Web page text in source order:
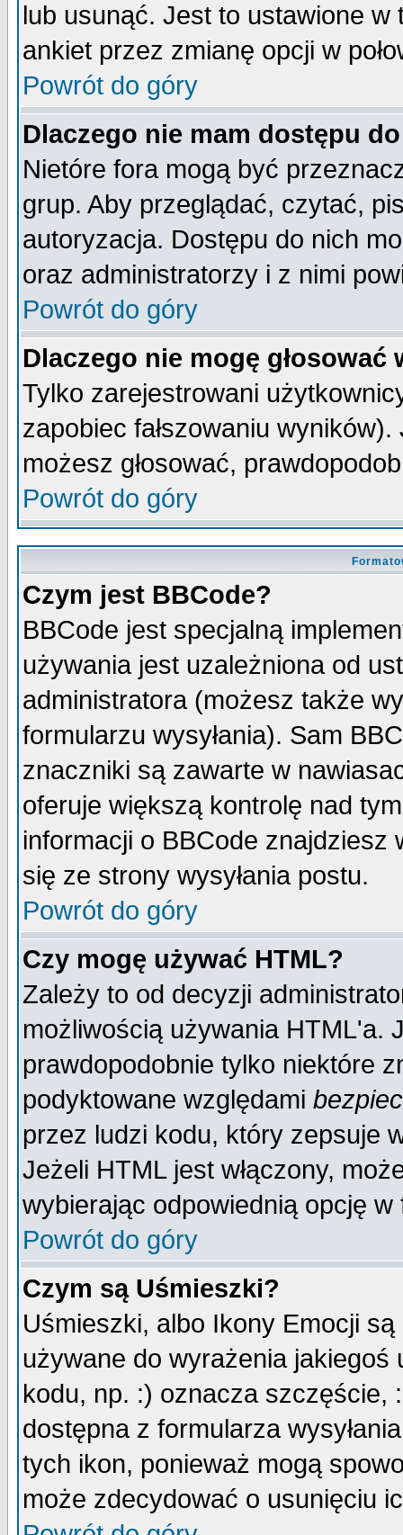
lub usunąć. Jest to ustawione w
ankiet przez zmianę opcji w
Powrót do góry
Dlaczego nie mam dostępu
Nietóre fora mogą być
grup. Aby przeglądać, czytać,
autoryzacja. Dostępu do nich
oraz administratorzy i z nimi
Powrót do góry
Dlaczego nie mogę głosować
Tylko zarejestrowani
zapobiec fałszowaniu
możesz głosować,
Powrót do góry
Czym jest BBCode?
BBCode jest specjalną
używania jest uzależniona od
administratora (możesz także
formularzu wysyłania). Sam
znaczniki są zawarte w
oferuje większą kontrolę nad
informacji o BBCode
się ze strony wysyłania postu.
Powrót do góry
Czy mogę używać HTML?
Zależy to od decyzji
możliwością używania HTML'a.
prawdopodobnie tylko niektóre
podyktowane względami
przez ludzi kodu, który zepsuje
Jeżeli HTML jest włączony,
wybierając odpowiednią opcję w
Powrót do góry
Czym są Uśmieszki?
Uśmieszki, albo Ikony Emocji
używane do wyrażenia
kodu, np. :) oznacza szczęście,
dostępna z formularza
tych ikon, ponieważ mogą
może zdecydować o usunięciu